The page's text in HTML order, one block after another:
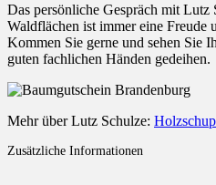
Das persönliche Gespräch mit Lutz
Waldflächen ist immer eine Freude
Kommen Sie gerne und sehen Sie
guten fachlichen Händen gedeihen.
Mehr über Lutz Schulze:
Zusätzliche Informationen